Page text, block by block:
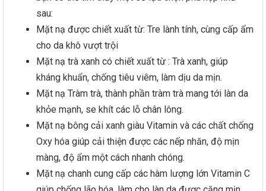
sau:
Mặt nạ được chiết xuất từ: Tre lành tính, cùng cấp ẩm
cho da khô vượt trội
Mặt nạ trà xanh có chiết xuất từ : Trà xanh, giúp
kháng khuẩn, chống tiêu viêm, làm dịu da mịn.
Mặt nạ Tràm trà, thành phần tràm trà mang tới làn da
khỏe mạnh, se khít các lỗ chân lông.
Mặt nạ bông cải xanh giàu Vitamin và các chất chống
Oxy hóa giúp cải thiện được các nếp nhăn, độ mịn
màng, độ ẩm một cách nhanh chóng.
Mặt nạ chanh cung cấp các hàm lượng lớn Vitamin C